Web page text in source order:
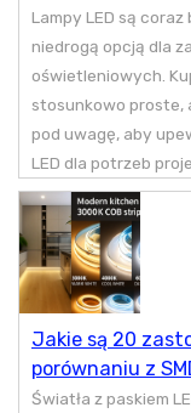
Lampy LED są
niedrogą opcją dla
oświetleniowych.
stosunkowo proste,
pod uwagę, aby
LED dla potrzeb
Jakie są 20
porównaniu z
Światła z paskiem